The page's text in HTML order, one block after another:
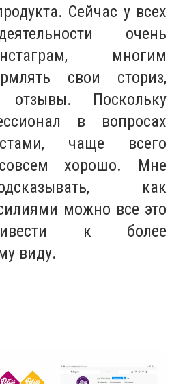
Сейчас у всех
очень
многим
свои сториз,
Поскольку
в вопросах
чаще всего
хорошо. Мне
как
можно все это
к более
виду.